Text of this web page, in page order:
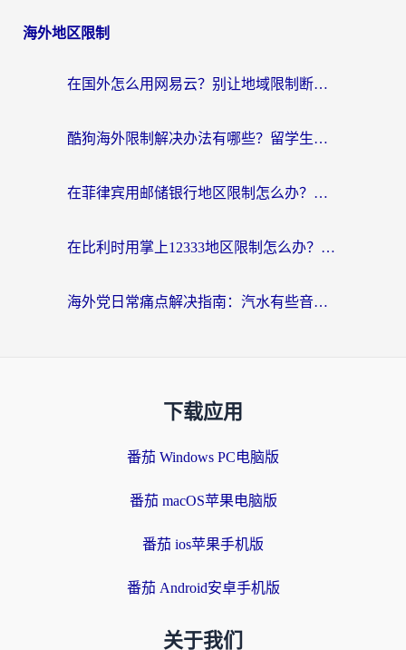
海外地区限制
在国外怎么用网易云？别让地域限制断了你的中文歌单——附听书社交定位解决方案
酷狗海外限制解决办法有哪些？留学生亲测有效的回国加速指南
在菲律宾用邮储银行地区限制怎么办？海外华人必看的回国加速解决方案
在比利时用掌上12333地区限制怎么办？海外华人亲测有效的回国加速方案
海外党日常痛点解决指南：汽水有些音乐在国外无法播放怎么办？
下载应用
番茄 Windows PC电脑版
番茄 macOS苹果电脑版
番茄 ios苹果手机版
番茄 Android安卓手机版
关于我们